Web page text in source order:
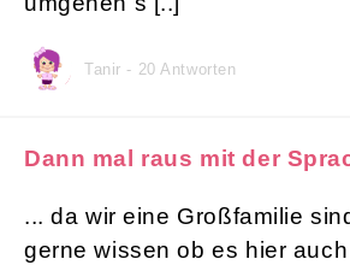
Tanir - 20 Antworten
Dann mal raus mit der
... da wir eine Großfamilie
gerne wissen ob es hier